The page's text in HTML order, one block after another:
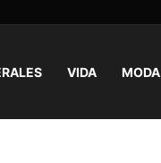
VIDA MODA